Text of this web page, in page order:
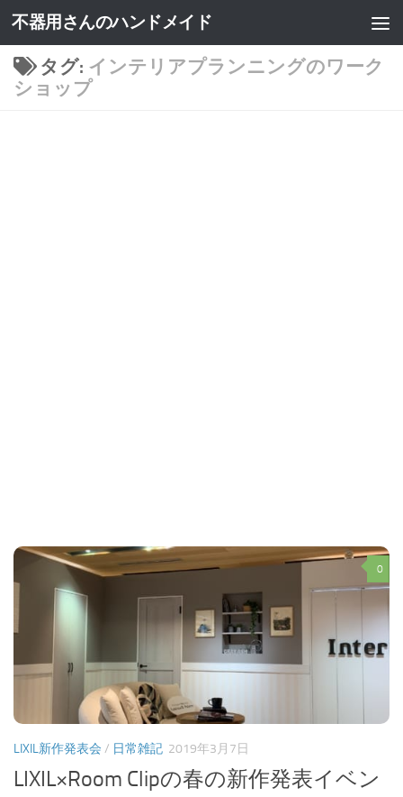
不器用さんのハンドメイド
タグ: インテリアプランニングのワーク
ショップ
0
LIXIL新作発表会 / 日常雑記 2019年3月7日
LIXIL×Room Clipの春の新作発表イベン